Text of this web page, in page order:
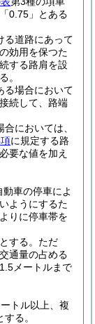
0.75」とある
る道路にあって
効用を保つた
する路肩を設
。
る場合において
続して、路端
においては、
に規定する路
要な値を加え
車の停車によ
ようにするた
りに停車帯を
する。 ただ
通量の占める
メートルまで
トル以上、複
る。